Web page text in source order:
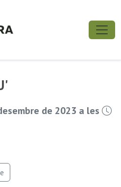
de 2023 a les